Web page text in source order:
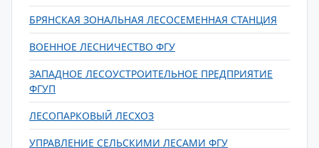
БРЯНСКАЯ ЗОНАЛЬНАЯ ЛЕСОСЕМЕННАЯ СТАНЦИЯ
ВОЕННОЕ ЛЕСНИЧЕСТВО ФГУ
ЗАПАДНОЕ ЛЕСОУСТРОИТЕЛЬНОЕ ПРЕДПРИЯТИЕ
ФГУП
ЛЕСОПАРКОВЫЙ ЛЕСХОЗ
УПРАВЛЕНИЕ СЕЛЬСКИМИ ЛЕСАМИ ФГУ